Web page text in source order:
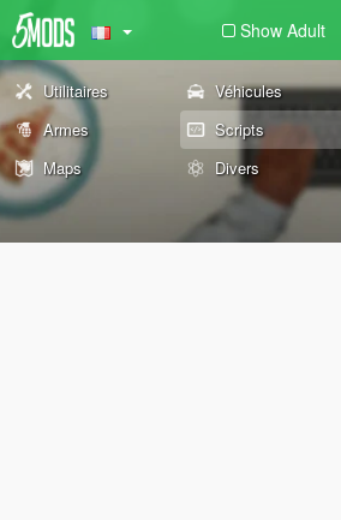
Show Adult
Utilitaires Véhicules
Armes
Scripts
Maps
Divers